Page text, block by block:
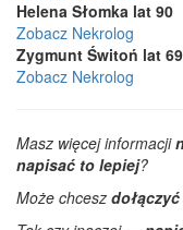
Helena Słomka lat 90
Zobacz Nekrolog
Zygmunt Świtoń lat 69
Zobacz Nekrolog
Masz więcej informacji
napisać to lepiej?
Może chcesz